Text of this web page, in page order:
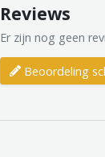
Reviews
Er zijn nog geen
Beoordeling